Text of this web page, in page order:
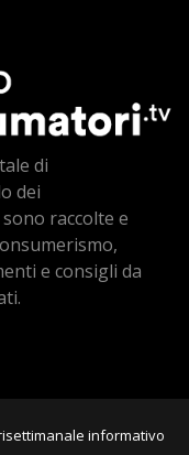
di
dei
raccolte e
e consigli da
informativo